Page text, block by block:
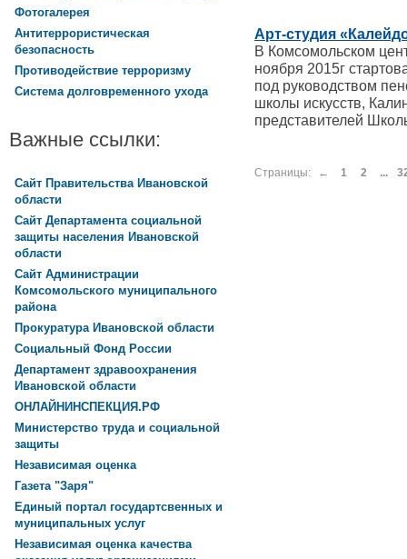
Арт-студия
В Комсомольском
ноября 2015г
под руководством
школы искусств,
представителей
Страницы: ← 1 2 ...
Фотогалерея
Антитеррористическая
безопасность
Противодействие терроризму
Система долговременного ухода
Важные ссылки:
Сайт Правительства Ивановской
области
Сайт Департамента социальной
защиты населения Ивановской
области
Сайт Администрации
Комсомольского муниципального
района
Прокуратура Ивановской области
Социальный Фонд России
Департамент здравоохранения
Ивановской области
ОНЛАЙНИНСПЕКЦИЯ.РФ
Министерство труда и социальной
защиты
Независимая оценка
Газета "Заря"
Единый портал государтсвенных и
муниципальных услуг
Независимая оценка качества